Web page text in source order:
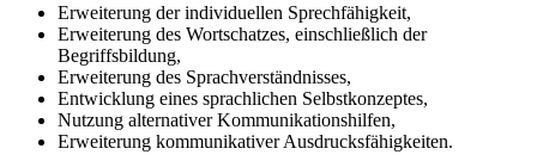
Erweiterung der individuellen Sprechfähigkeit,
Erweiterung des Wortschatzes, einschließlich der
Begriffsbildung,
Erweiterung des Sprachverständnisses,
Entwicklung eines sprachlichen Selbstkonzeptes,
Nutzung alternativer Kommunikationshilfen,
Erweiterung kommunikativer Ausdrucksfähigkeiten.